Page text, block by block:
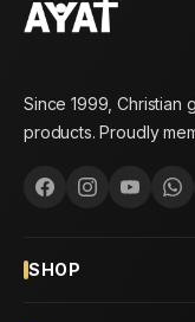
Since 1999, Christian
products. Proudly
SHOP